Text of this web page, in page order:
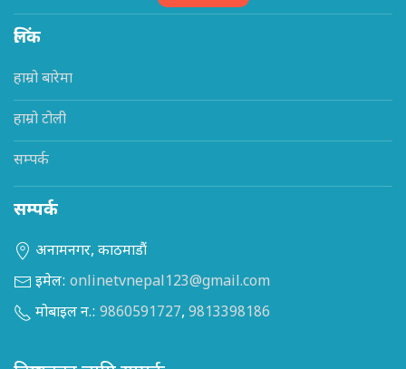
लिंक
हाम्रो बारेमा
हाम्रो टोली
सम्पर्क
सम्पर्क
अनामनगर, काठमाडौं
इमेल: onlinetvnepal123@gmail.com
मोबाइल न.: 9860591727, 9813398186